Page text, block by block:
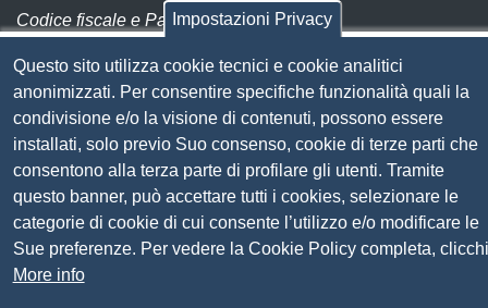
Codice fiscale e Partita Iva:01838690491
Codice univoco fatturazione elettronica: UFN1JE
Pagare con PagoPA
Seguici su
Sito web
Amministrazione trasparente
Mappa del sito
Privacy
Impostazioni Privacy
Questo sito utilizza cookie tecnici e cookie analitici
anonimizzati. Per consentire specifiche funzionalità quali la
condivisione e/o la visione di contenuti, possono essere
installati, solo previo Suo consenso, cookie di terze parti che
consentono alla terza parte di profilare gli utenti. Tramite
questo banner, può accettare tutti i cookies, selezionare le
categorie di cookie di cui consente l’utilizzo e/o modificare le
Sue preferenze. Per vedere la Cookie Policy completa, clicchi
More info